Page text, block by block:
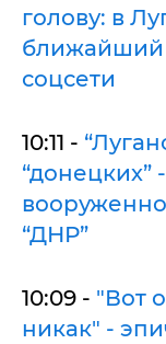
голову: в
ближайший
соцсети
10:11 -
“донецких”
“ДНР”
10:09 - "Вот
никак" -